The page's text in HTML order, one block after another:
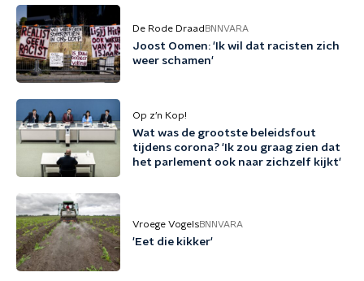
De Rode Draad BNNVARA
Joost Oomen: 'Ik wil dat racisten zich
weer schamen'
Op z’n Kop!
Wat was de grootste beleidsfout
tijdens corona? 'Ik zou graag zien dat
het parlement ook naar zichzelf kijkt'
Vroege VogelsBNNVARA
'Eet die kikker'